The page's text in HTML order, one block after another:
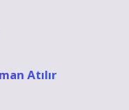
Atılır